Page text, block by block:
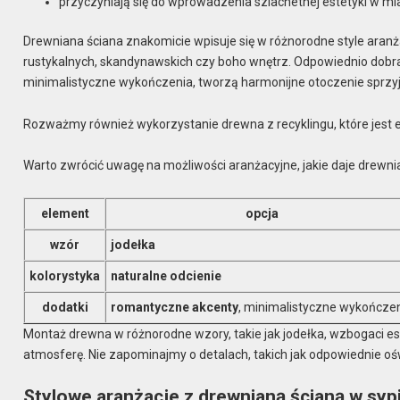
Drewniana ściana znakomicie wpisuje się w różnorodne style
rustykalnych, skandynawskich czy boho wnętrz. Odpowiednio
minimalistyczne wykończenia, tworzą harmonijne otoczenie
Rozważmy również wykorzystanie drewna z recyklingu, które
Warto zwrócić uwagę na możliwości aranżacyjne, jakie daje
element opcja
wzór jodełka
kolorystyka naturalne odcienie
dodatki romantyczne akcenty, minimalistyczne
Montaż drewna w różnorodne wzory, takie jak jodełka, wzbogaci
atmosferę. Nie zapominajmy o detalach, takich jak odpowiednie